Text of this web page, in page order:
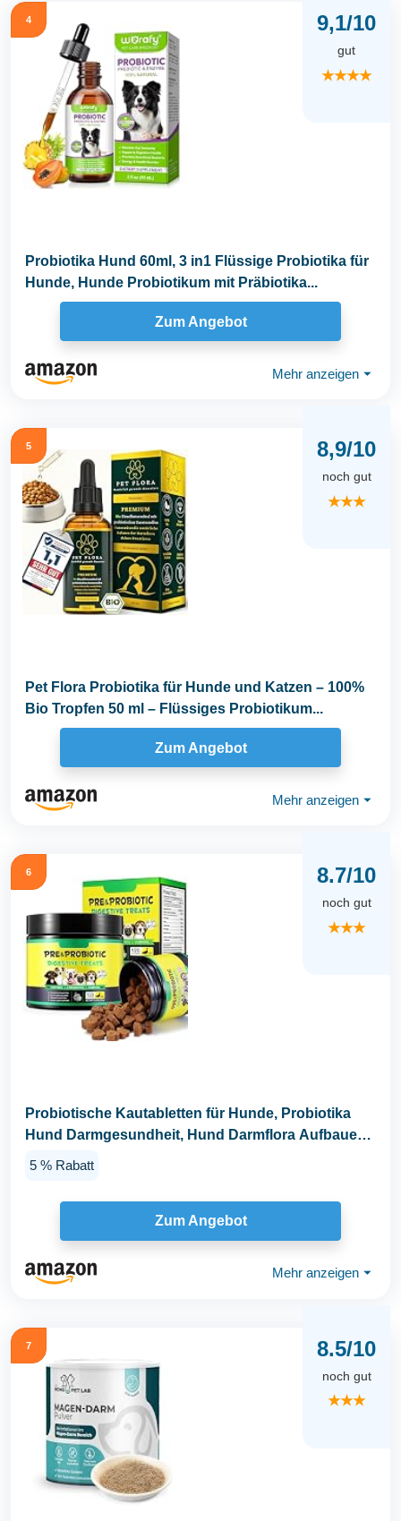
4 9,1/10
gut
★★★★
Probiotika Hund 60ml, 3 in1 Flüssige Probiotika für
Hunde, Hunde Probiotikum mit Präbiotika...
Zum Angebot
Mehr anzeigen ⏷
5 8,9/10
noch gut
★★★
Pet Flora Probiotika für Hunde und Katzen – 100%
Bio Tropfen 50 ml – Flüssiges Probiotikum...
Zum Angebot
Mehr anzeigen ⏷
6 8.7/10
noch gut
★★★
Probiotische Kautabletten für Hunde, Probiotika
Hund Darmgesundheit, Hund Darmflora Aufbauen,
5 % Rabatt
Zum Angebot
Mehr anzeigen ⏷
7 8.5/10
noch gut
★★★